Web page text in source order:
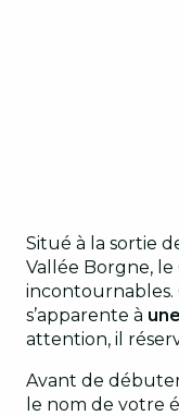
Situé à la sortie
Vallée Borgne,
incontournables.
s’apparente à
attention, il
Avant de
le nom de votre